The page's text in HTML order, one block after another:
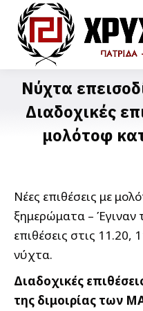
Νύχτα
Διαδοχικές
μολότοφ
Νέες επιθέσεις με
ξημερώματα – Έγιναν
επιθέσεις στις 11.20,
νύχτα.
Διαδοχικές
της διμοιρίας των